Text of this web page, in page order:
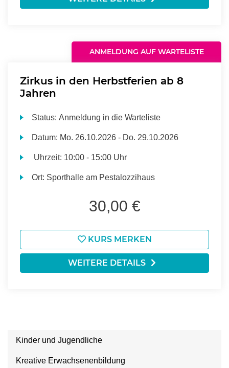
ANMELDUNG AUF WARTELISTE
Zirkus in den Herbstferien ab 8
Jahren
Status:Anmeldung in die Warteliste
Datum: Mo. 26.10.2026 - Do. 29.10.2026
Uhrzeit: 10:00 - 15:00 Uhr
Ort: Sporthalle am Pestalozzihaus
30,00 €
KURS MERKEN
WEITERE DETAILS
Kinder und Jugendliche
Kreative Erwachsenenbildung